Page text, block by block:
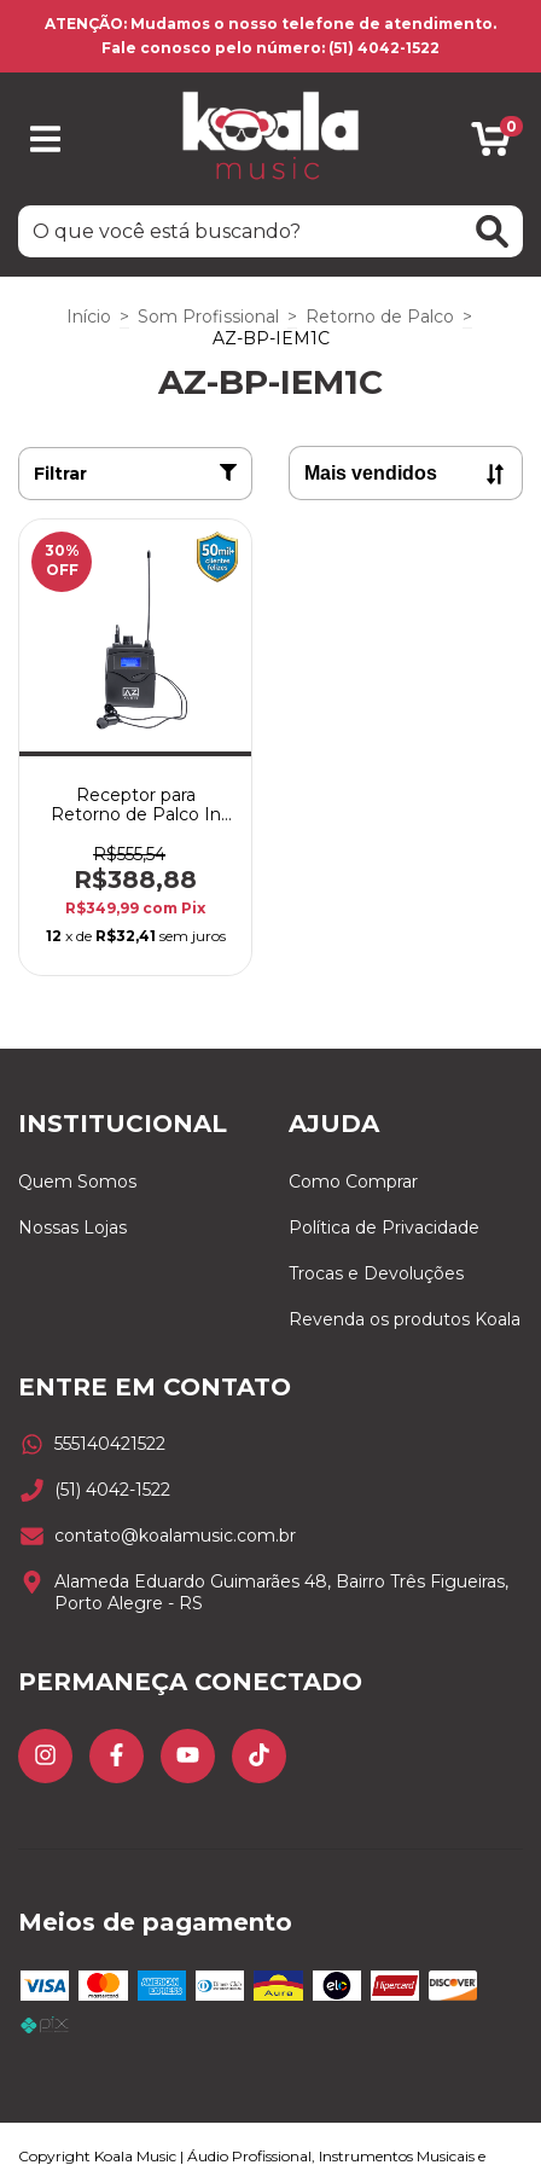
ATENÇÃO: Mudamos o nosso telefone de atendimento.
Fale conosco pelo número: (51) 4042-1522
0
Início > Som Profissional > Retorno de Palco >
AZ-BP-IEM1C
AZ-BP-IEM1C
Filtrar
30%
OFF
Receptor para
Retorno de Palco In
AZ-BP-IEM1C
Bodypack com Fone
R$555,54
R$388,88
R$349,99 com Pix
12 x de R$32,41 sem juros
INSTITUCIONAL
Quem Somos
Nossas Lojas
AJUDA
Como Comprar
Política de Privacidade
Trocas e Devoluções
Revenda os produtos Koala
ENTRE EM CONTATO
555140421522
(51) 4042-1522
contato@koalamusic.com.br
Alameda Eduardo Guimarães 48, Bairro Três Figueiras,
Porto Alegre - RS
PERMANEÇA CONECTADO
Meios de pagamento
Copyright Koala Music | Áudio Profissional, Instrumentos Musicais e